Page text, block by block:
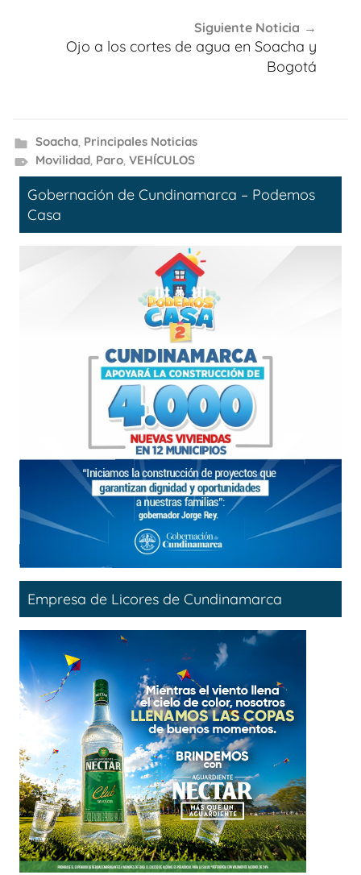
Siguiente Noticia
Ojo a los cortes de agua en Soacha y
Bogotá
Soacha, Principales Noticias
Movilidad, Paro, VEHÍCULOS
Gobernación de Cundinamarca – Podemos
Casa
Empresa de Licores de Cundinamarca